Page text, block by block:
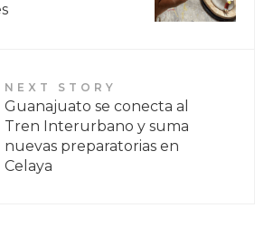
NEXT STORY
Guanajuato se conecta al
Tren Interurbano y suma
nuevas preparatorias en
Celaya